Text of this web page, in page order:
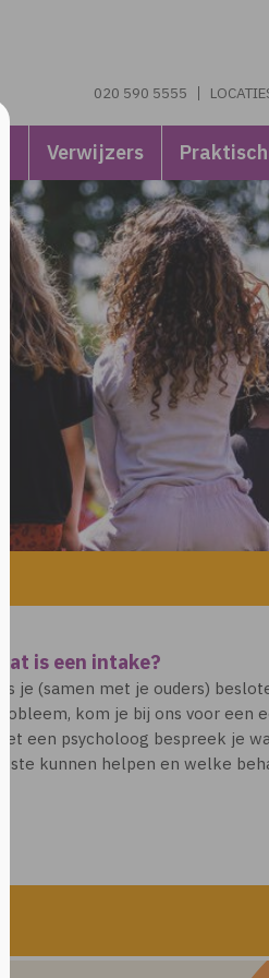
020 590 5555
Verwijzers Praktisch
Wat is een intake?
Als je (samen met je ouders)
probleem, kom je bij ons voor een
met een psycholoog bespreek je
beste kunnen helpen en welke